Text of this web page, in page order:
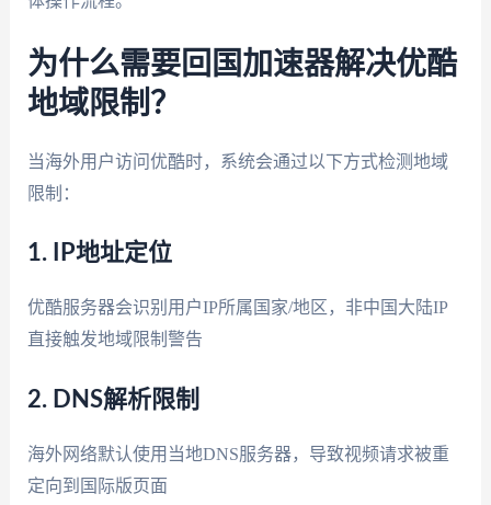
为什么需要回国加速器解决优酷
地域限制？
当海外用户访问优酷时，系统会通过以下方式检测地域
限制：
1. IP地址定位
优酷服务器会识别用户IP所属国家/地区，非中国大陆IP
直接触发地域限制警告
2. DNS解析限制
海外网络默认使用当地DNS服务器，导致视频请求被重
定向到国际版页面